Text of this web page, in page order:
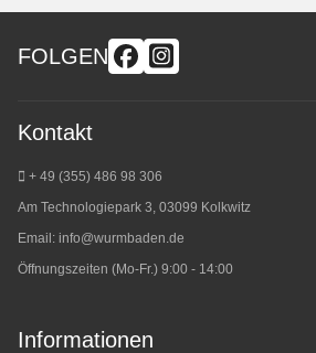
FOLGEN
Kontakt
+ 49 (355) 486 98 306
Am Technologiepark 3, 03099 Kolkwitz
Email: info@wurmbaden.de
Öffnungszeiten (Mo-Fr.) 9:00 - 14:00
Informationen